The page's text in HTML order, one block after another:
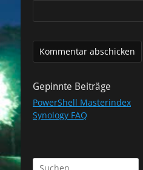
Gepinnte Beiträge
PowerShell Masterindex
Synology FAQ
Suchen